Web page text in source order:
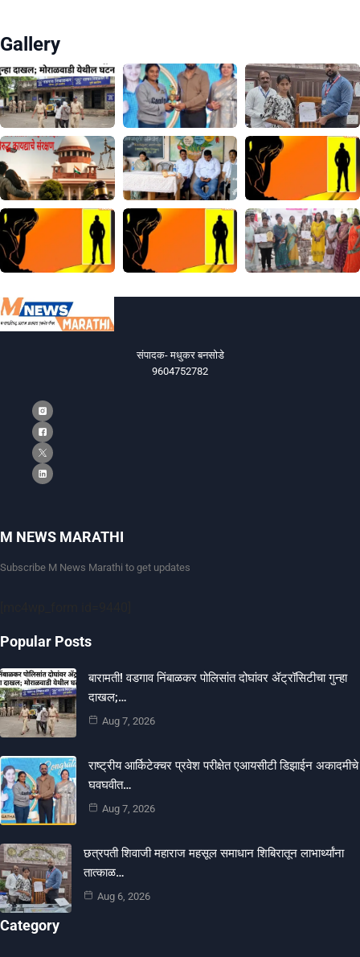
Gallery
संपादक- मधुकर बनसोडे
9604752782
M NEWS MARATHI
Subscribe M News Marathi to get updates
Popular Posts
बारामती! वडगाव निंबाळकर पोलिसांत दोघांवर ॲट्रॉसिटीचा गुन्हा
दाखल;…
Aug 7, 2026
राष्ट्रीय आर्किटेक्चर प्रवेश परीक्षेत एआयसीटी डिझाईन अकादमीचे
घवघवीत…
Aug 7, 2026
छत्रपती शिवाजी महाराज महसूल समाधान शिबिरातून लाभार्थ्यांना
तात्काळ…
Aug 6, 2026
Category